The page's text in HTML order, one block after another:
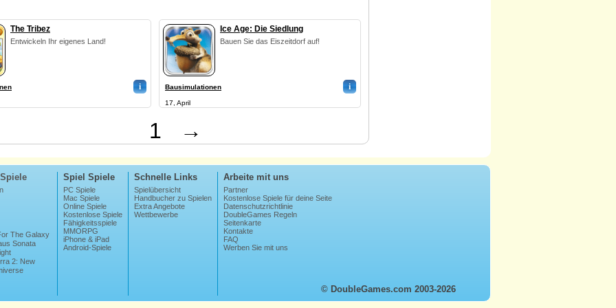
The Tribez
Entwickeln Ihr eigenes Land!
i
Ice Age: Die Siedlung
Bauen Sie das Eiszeitdorf auf!
Bausimulationen i
17, April
1 →
The Galaxy
Sonata
2: New
Spiel Spiele
PC Spiele
Mac Spiele
Online Spiele
Kostenlose Spiele
Fähigkeitsspiele
MMORPG
iPhone & iPad
Android-Spiele
Schnelle Links
Spielübersicht
Handbucher zu Spielen
Extra Angebote
Wettbewerbe
Arbeite mit uns
Partner
Kostenlose Spiele für deine Seite
Datenschutzrichtlinie
DoubleGames Regeln
Seitenkarte
Kontakte
FAQ
Werben Sie mit uns
© DoubleGames.com 2003-2026